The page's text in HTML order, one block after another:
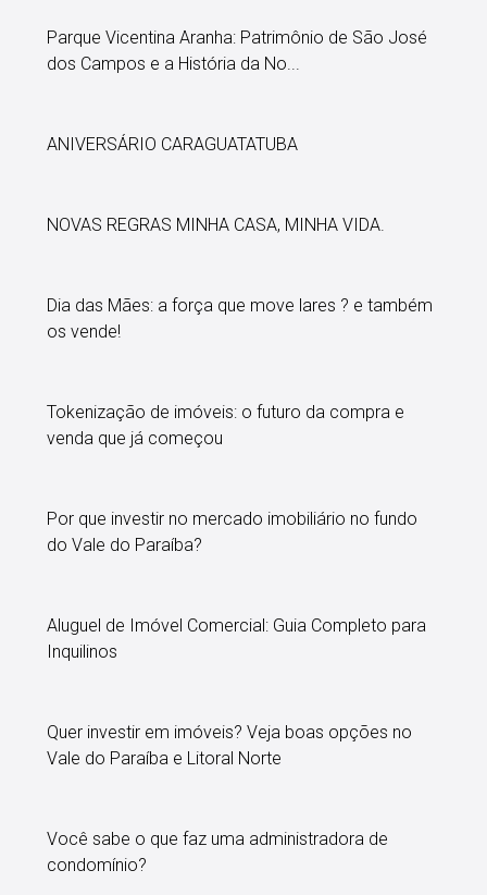
Parque Vicentina Aranha: Patrimônio de São José
dos Campos e a História da No...
ANIVERSÁRIO CARAGUATATUBA
NOVAS REGRAS MINHA CASA, MINHA VIDA.
Dia das Mães: a força que move lares ? e também
os vende!
Tokenização de imóveis: o futuro da compra e
venda que já começou
Por que investir no mercado imobiliário no fundo
do Vale do Paraíba?
Aluguel de Imóvel Comercial: Guia Completo para
Inquilinos
Quer investir em imóveis? Veja boas opções no
Vale do Paraíba e Litoral Norte
Você sabe o que faz uma administradora de
condomínio?